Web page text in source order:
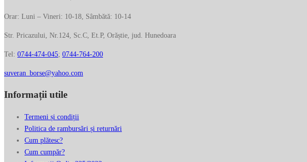
Orar: Luni – Vineri: 10-18, Sâmbătă: 10-14
Str. Pricazului, Nr.124, Sc.C, Et.P, Orăștie, jud. Hunedoara
Tel: 0744-474-045; 0744-764-200
suveran_borse@yahoo.com
Informații utile
Termeni și condiții
Politica de rambursări și returnări
Cum plătesc?
Cum cumpăr?